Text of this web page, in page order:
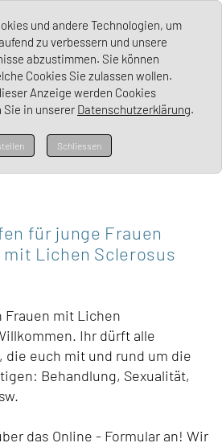
für junge Frauen
mit Lichen Sclerosus
Frauen mit Lichen
Ihr dürft alle
euch mit und rund um die
Behandlung, Sexualität,
das Online - Formular an! Wir
und andere Technologien, um
zu verbessern und unsere
abzustimmen. Sie können
Cookies Sie zulassen wollen.
Anzeige werden Cookies
in unserer Datenschutzerklärung.
Schliessen